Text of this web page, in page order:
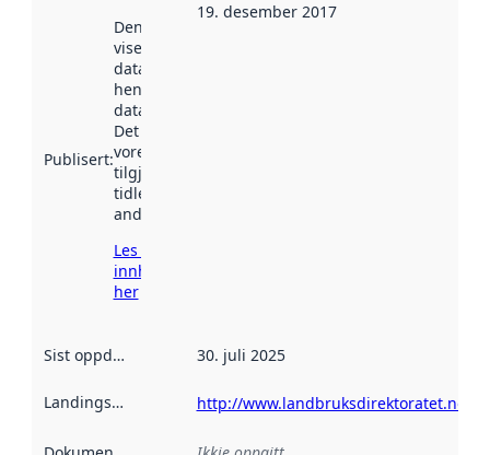
Publisert:
Denne datoen
viser når
datasettet vart
henta inn av
data.norge.no.
Det kan ha
vore
tilgjengeleg
tidlegare
andre stader.
Les meir om
innhenting
her
19. desember 2017
Sist oppdatert 30. juli 2025
Landingsside http://www.landbruksdirektoratet.no/